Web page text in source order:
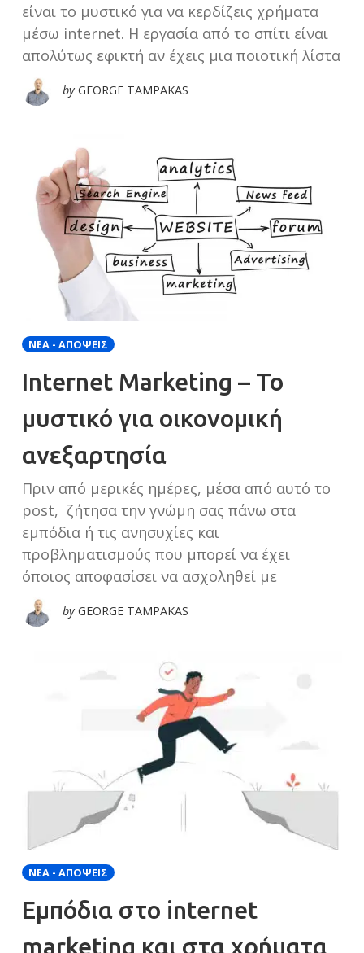
είναι το μυστικό για να κερδίζεις χρήματα
μέσω internet. Η εργασία από το σπίτι είναι
απολύτως εφικτή αν έχεις μια ποιοτική λίστα
by GEORGE TAMPAKAS
ΝΈΑ - ΑΠΌΨΕΙΣ
Internet Marketing – Το
μυστικό για οικονομική
ανεξαρτησία
Πριν από μερικές ημέρες, μέσα από αυτό το
post, ζήτησα την γνώμη σας πάνω στα
εμπόδια ή τις ανησυχίες και
προβληματισμούς που μπορεί να έχει
όποιος αποφασίσει να ασχοληθεί με
by GEORGE TAMPAKAS
ΝΈΑ - ΑΠΌΨΕΙΣ
Εμπόδια στο internet
marketing και στα χρήματα